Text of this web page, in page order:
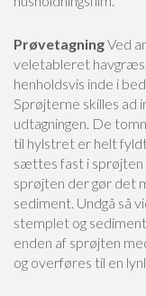
PrøvetagningVed
veletableret
henholdsvis inde i
Sprøjterne skilles ad
udtagningen. De
til hylstret er helt
sættes fast i sprøjten
sprøjten der gør det
sediment. Undgå så
stemplet og
enden af sprøjten
og overføres til en